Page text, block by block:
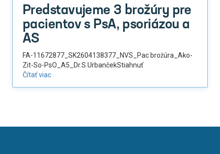
Predstavujeme 3 brožúry pre
pacientov s PsA, psoriázou a
AS
FA-11672877_SK2604138377_NVS_Pac brožúra_Ako-
Zit-So-PsO_A5_Dr.S.UrbančekStiahnuť
Čítať viac